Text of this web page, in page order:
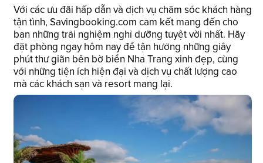
Với các ưu đãi hấp dẫn và dịch vụ chăm sóc khách hàng
tận tình, Savingbooking.com cam kết mang đến cho
bạn những trải nghiệm nghỉ dưỡng tuyệt vời nhất. Hãy
đặt phòng ngay hôm nay để tận hưởng những giây
phút thư giãn bên bờ biển Nha Trang xinh đẹp, cùng
với những tiện ích hiện đại và dịch vụ chất lượng cao
mà các khách sạn và resort mang lại.